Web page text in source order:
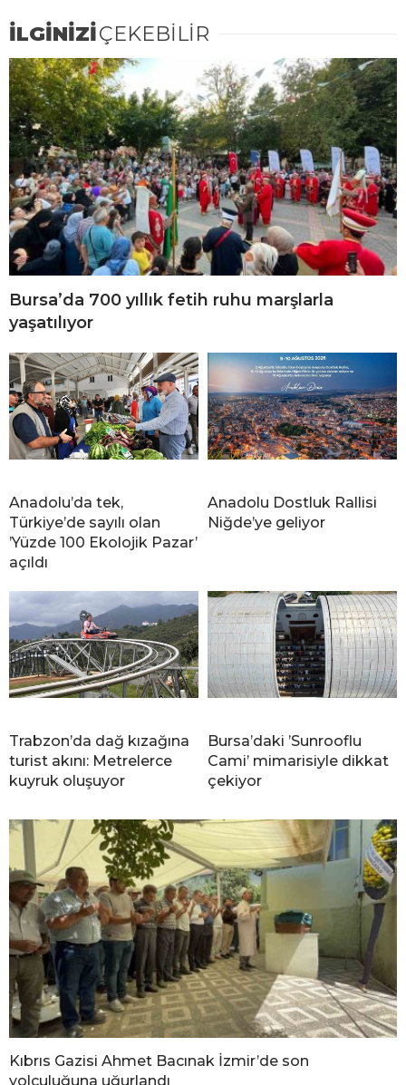
İLGİNİZİÇEKEBİLİR
Bursa’da 700 yıllık fetih ruhu marşlarla
yaşatılıyor
Anadolu’da tek,
Türkiye’de sayılı olan
’Yüzde 100 Ekolojik Pazar’
açıldı
Anadolu Dostluk Rallisi
Niğde’ye geliyor
Trabzon’da dağ kızağına
turist akını: Metrelerce
kuyruk oluşuyor
Bursa’daki ’Sunrooflu
Cami’ mimarisiyle dikkat
çekiyor
Kıbrıs Gazisi Ahmet Bacınak İzmir’de son
yolculuğuna uğurlandı